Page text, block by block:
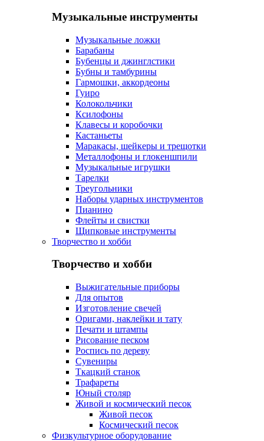
Музыкальные инструменты
Музыкальные ложки
Барабаны
Бубенцы и джинглстики
Бубны и тамбурины
Гармошки, аккордеоны
Гуиро
Колокольчики
Ксилофоны
Клавесы и коробочки
Кастаньеты
Маракасы, шейкеры и трещотки
Металлофоны и глокеншпили
Музыкальные игрушки
Тарелки
Треугольники
Наборы ударных инструментов
Пианино
Флейты и свистки
Щипковые инструменты
Творчество и хобби
Творчество и хобби
Выжигательные приборы
Для опытов
Изготовление свечей
Оригами, наклейки и тату
Печати и штампы
Рисование песком
Роспись по дереву
Сувениры
Ткацкий станок
Трафареты
Юный столяр
Живой и космический песок
Живой песок
Космический песок
Физкультурное оборудование